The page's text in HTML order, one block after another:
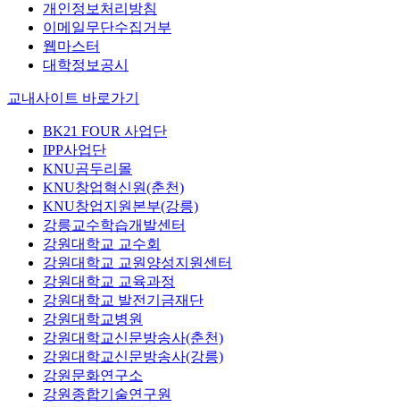
개인정보처리방침
이메일무단수집거부
웹마스터
대학정보공시
교내사이트 바로가기
BK21 FOUR 사업단
IPP사업단
KNU곰두리몰
KNU창업혁신원(춘천)
KNU창업지원본부(강릉)
강릉교수학습개발센터
강원대학교 교수회
강원대학교 교원양성지원센터
강원대학교 교육과정
강원대학교 발전기금재단
강원대학교병원
강원대학교신문방송사(춘천)
강원대학교신문방송사(강릉)
강원문화연구소
강원종합기술연구원